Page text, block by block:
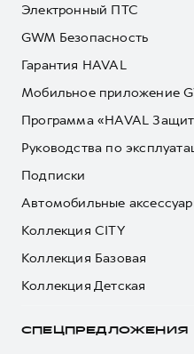
Электронный ПТС
GWM Безопасность
Гарантия HAVAL
Мобильное приложение
Программа «HAVAL
Руководства по
Подписки
Автомобильные
Коллекция CITY
Коллекция Базовая
Коллекция Детская
СПЕЦПРЕДЛОЖЕНИЯ